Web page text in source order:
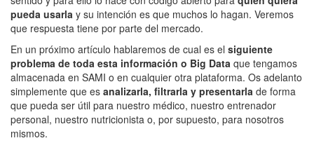
pueda usarla y su intención es que muchos lo hagan. Veremos
que respuesta tiene por parte del mercado.
En un próximo artículo hablaremos de cual es el siguiente
problema de toda esta información o Big Data que tengamos
almacenada en SAMI o en cualquier otra plataforma. Os adelanto
simplemente que es analizarla, filtrarla y presentarla de forma
que pueda ser útil para nuestro médico, nuestro entrenador
personal, nuestro nutricionista o, por supuesto, para nosotros
mismos.